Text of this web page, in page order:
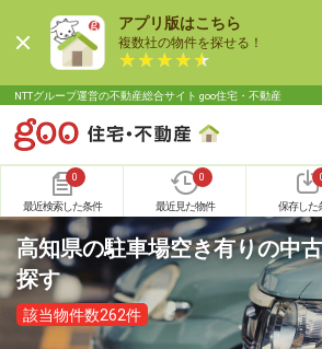
アプリ版はこちら
複数社の物件を探せる！
NTTグループ運営の不動産総合サイト goo住宅・不動産
0
最近検索した条件
0
最近見た物件 保存した
高知県の駐車場空き有りの中
探す
該当物件数262件